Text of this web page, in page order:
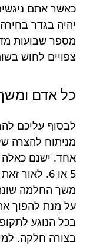
כאשר אתם
יהיה בגדר
מספר שבועות
צפויים לחוש
כל אדם
לבסוף עליכם
מניתוח להצרה
5 או 6.
משך החלמה
על מנת להפוך
בכל הנוגע
בצורה חלקה.